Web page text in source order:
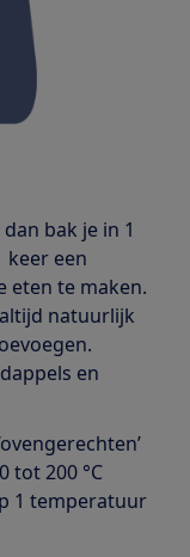
bak je in 1
keer een
eten te maken.
natuurlijk
en
tot 200 °C
1 temperatuur